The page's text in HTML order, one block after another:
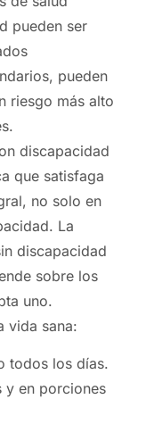
pueden ser
pueden
riesgo más alto
discapacidad
que satisfaga
no solo en
La
discapacidad
sobre los
uno.
vida sana:
todos los días.
y en porciones